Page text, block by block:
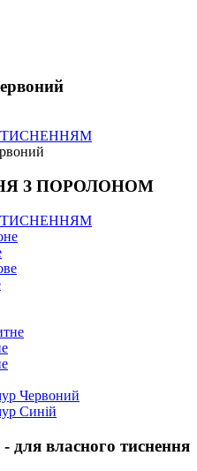
ТИСНЕННЯМ
З ПОРОЛОНОМ
ТИСНЕННЯМ
Червоний
Синій
власного тиснення